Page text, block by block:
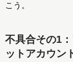
こう。
不具合その1
ットアカウン